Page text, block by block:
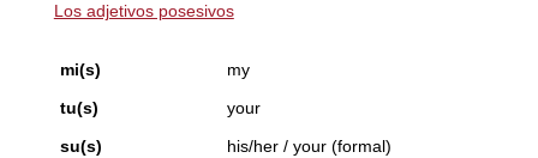
Los adjetivos posesivos
mi(s)
my
tu(s)
your
su(s)
his/her / your (formal)